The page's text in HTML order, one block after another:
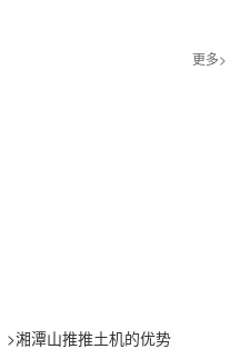
更多>
>湘潭山推推土机的优势